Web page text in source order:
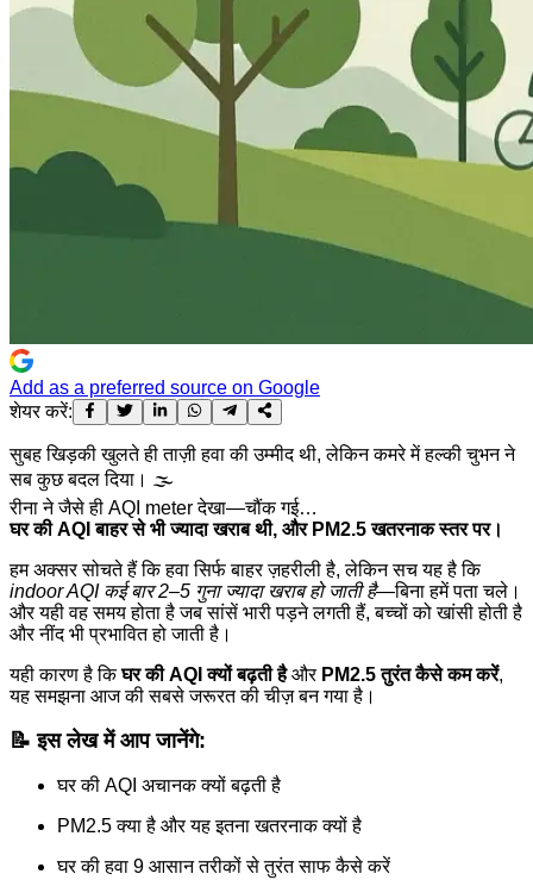
Add as a preferred source on Google
शेयर करें:
सुबह खिड़की खुलते ही ताज़ी हवा की उम्मीद थी, लेकिन कमरे में हल्की चुभन ने
सब कुछ बदल दिया। 🌫️
रीना ने जैसे ही AQI meter देखा—चौंक गई…
घर की AQI बाहर से भी ज्यादा खराब थी, और PM2.5 खतरनाक स्तर पर।
हम अक्सर सोचते हैं कि हवा सिर्फ बाहर ज़हरीली है, लेकिन सच यह है कि
indoor AQI कई बार 2–5 गुना ज्यादा खराब हो जाती है—बिना हमें पता चले।
और यही वह समय होता है जब सांसें भारी पड़ने लगती हैं, बच्चों को खांसी होती है
और नींद भी प्रभावित हो जाती है।
यही कारण है किघर की AQI क्यों बढ़ती हैऔर PM2.5 तुरंत कैसे कम करें,
यह समझना आज की सबसे जरूरत की चीज़ बन गया है।
📝इस लेख में आप जानेंगे:
घर की AQI अचानक क्यों बढ़ती है
PM2.5 क्या है और यह इतना खतरनाक क्यों है
घर की हवा 9 आसान तरीकों से तुरंत साफ कैसे करें